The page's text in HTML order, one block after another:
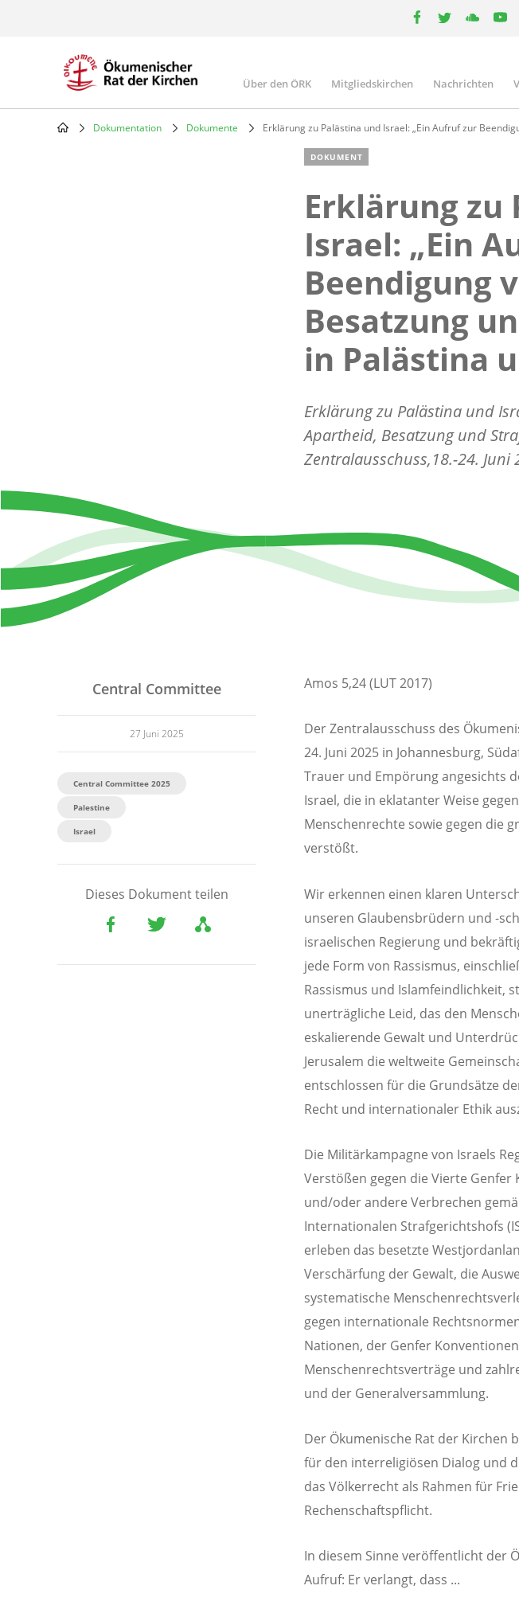
Main
navigation
Über den ÖRK Mitgliedskirchen Nachrichten
Dokumentation Dokumente Erklärung zu Palästina und Israel: „Ein Aufruf zur
DOKUMENT
Erklärung zu
Israel: „Ein
Beendigung
Besatzung
in Palästina
Erklärung zu Palästina und
Apartheid, Besatzung und
Zentralausschuss,18.-24.
Central Committee
27 Juni 2025
Central Committee 2025
Palestine
Israel
Dieses Dokument teilen
Amos 5,24 (LUT 2017)
Der Zentralausschuss des
24. Juni 2025 in Johannesburg,
Trauer und Empörung angesichts
Israel, die in eklatanter Weise
Menschenrechte sowie gegen die
verstößt.
Wir erkennen einen klaren
unseren Glaubensbrüdern und -
israelischen Regierung und
jede Form von Rassismus,
Rassismus und Islamfeindlichkeit,
unerträgliche Leid, das den
eskalierende Gewalt und
Jerusalem die weltweite
entschlossen für die Grundsätze
Recht und internationaler Ethik
Die Militärkampagne von Israels
Verstößen gegen die Vierte
und/oder andere Verbrechen
Internationalen Strafgerichtshofs
erleben das besetzte
Verschärfung der Gewalt, die
systematische
gegen internationale
Nationen, der Genfer
Menschenrechtsverträge und
und der Generalversammlung.
Der Ökumenische Rat der Kirchen
für den interreligiösen Dialog und
das Völkerrecht als Rahmen für
Rechenschaftspflicht.
In diesem Sinne veröffentlicht der
Aufruf: Er verlangt, dass ...